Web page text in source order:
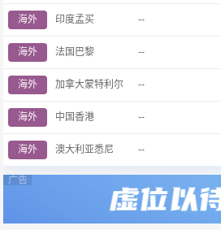
海外 印度孟买 --
海外 法国巴黎 --
海外 加拿大蒙特利尔 --
海外 中国香港 --
海外 澳大利亚悉尼 --
广告